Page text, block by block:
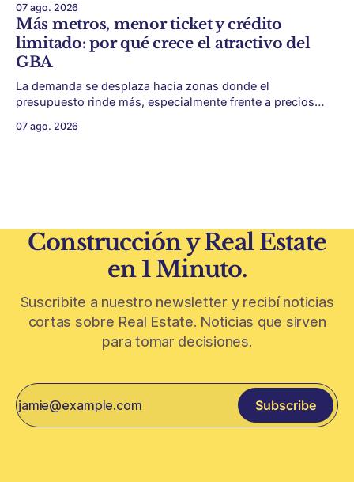
algunas piezas residenciales que cuentan otra historia del
barrio. En medio de torres, edificios nuevos y proyectos
premium, todavía aparecen casas de más de 100 años
07 ago. 2026
Más metros, menor ticket y crédito
limitado: por qué crece el atractivo del
GBA
La demanda se desplaza hacia zonas donde el
presupuesto rinde más, especialmente frente a precios
Conurbano vuelve a ganar protagonismo en el mapa
07 ago. 2026
Construcción y Real Estate
en 1 Minuto.
Suscribite a nuestro newsletter y recibí noticias
cortas sobre Real Estate. Noticias que sirven
para tomar decisiones.
Subscribe